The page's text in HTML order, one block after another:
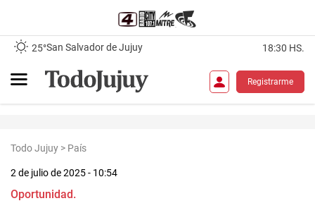
25°San Salvador de Jujuy 18:30 HS.
Registrarme
Todo Jujuy > País
2 de julio de 2025 - 10:54
Oportunidad.